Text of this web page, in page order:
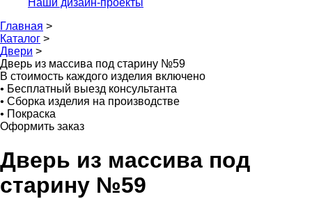
Наши дизайн-проекты
Главная >
Каталог >
Двери >
Дверь из массива под старину №59
В стоимость каждого изделия включено
• Бесплатный выезд консультанта
• Сборка изделия на производстве
• Покраска
Оформить заказ
Дверь из массива под
старину №59